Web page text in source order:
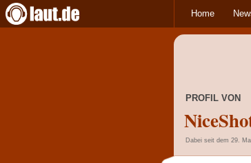
Home
PROFIL VON
Dabei seit dem 29.